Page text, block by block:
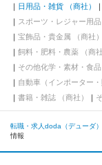
日用品・雑貨 （商社）
スポーツ・レジャー用品
宝飾品・貴金属 （商社）
飼料・肥料・農薬 （商社
その他化学・素材・食
自動車（インポーター
書籍・雑誌 （商社）
転職・求人doda（デューダ
情報